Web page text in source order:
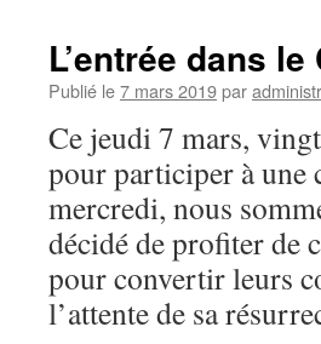
L’entrée dans le
Publié le7 mars 2019par
Ce jeudi 7 mars,
pour participer à une
mercredi, nous
décidé de profiter de
pour convertir leurs
l’attente de sa